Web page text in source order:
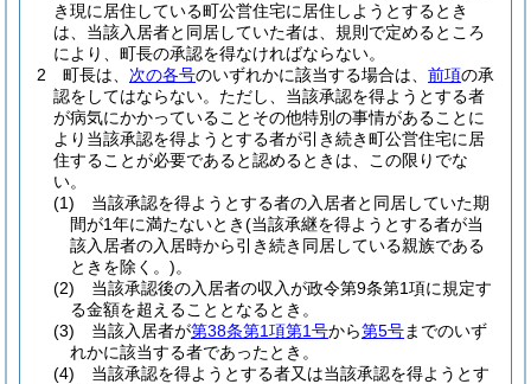
き現に居住している町公営住宅に居住しようとするとき
は、当該入居者と同居していた者は、規則で定めるところ
により、町長の承認を得なければならない。
2
町長は、 次の各号のいずれかに該当する場合は、 前項の承
認をしてはならない。 ただし、当該承認を得ようとする者
が病気にかかっていることその他特別の事情があることに
より当該承認を得ようとする者が引き続き町公営住宅に居
住することが必要であると認めるときは、この限りでな
い。
(1)
当該承認を得ようとする者の入居者と同居していた期
間が1年に満たないとき(当該承継を得ようとする者が当
該入居者の入居時から引き続き同居している親族である
ときを除く。)。
(2)
当該承認後の入居者の収入が政令第9条第1項に規定す
る金額を超えることとなるとき。
(3)
当該入居者が第38条第1項第1号から第5号までのいず
れかに該当する者であったとき。
(4)
当該承認を得ようとする者又は当該承認を得ようとす